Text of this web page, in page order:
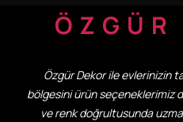
ÖZGÜR
Özgür Dekor ile evlerinizin
bölgesini ürün seçeneklerimiz
ve renk doğrultusunda